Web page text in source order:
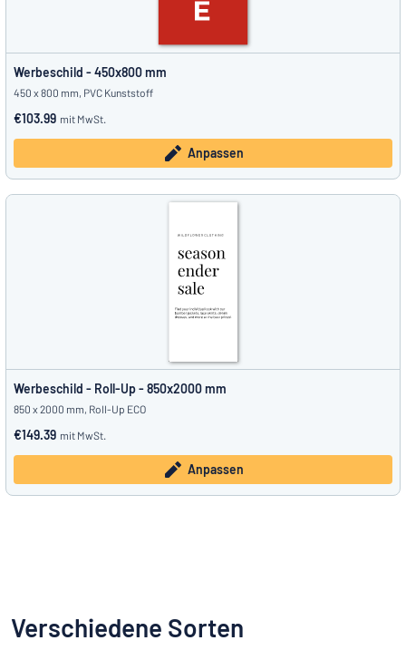
Werbeschild - 450x800 mm
450 x 800 mm, PVC Kunststoff
€103.99 mit MwSt.
Anpassen
Werbeschild - Roll-Up - 850x2000 mm
850 x 2000 mm, Roll-Up ECO
€149.39 mit MwSt.
Anpassen
Verschiedene Sorten